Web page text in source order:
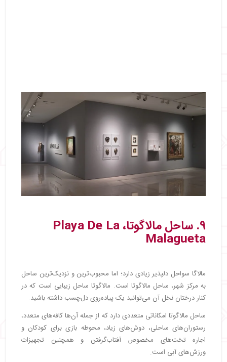
۹. ساحل مالاگوتا، Playa De La
Malagueta
مالاگا سواحل دلپذیر زیادی دارد؛ اما محبوب‌ترین و نزدیک‌ترین ساحل
به مرکز شهر، ساحل مالاگوتا است. مالاگوتا ساحل زیبایی است که در
کنار درختان نخل آن می‌توانید یک پیاده‌روی دل‌چسب داشته باشید.
ساحل مالاگوتا امکاناتی متعددی دارد که از جمله آن‌ها کافه‌های متعدد،
رستوران‌های ساحلی، دوش‌های زیاد، محوطه بازی برای کودکان و
اجاره تخت‌های مخصوص آفتاب‌گرفتن و همچنین تجهیزات
ورزش‌های آبی است.